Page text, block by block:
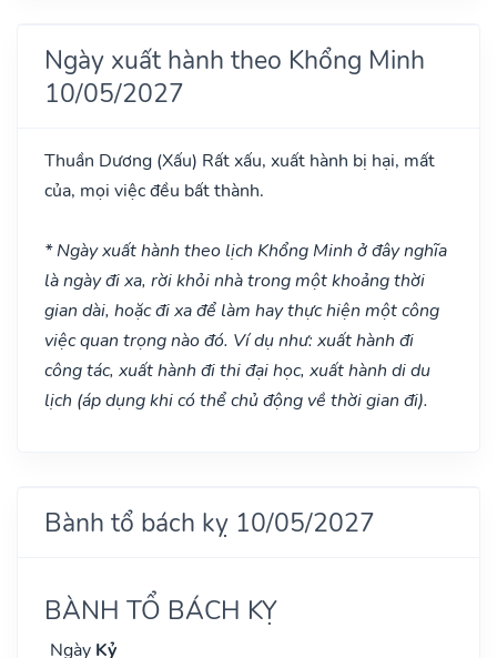
Ngày xuất hành theo Khổng Minh
10/05/2027
Thuần Dương (Xấu) Rất xấu, xuất hành bị hại, mất
của, mọi việc đều bất thành.
* Ngày xuất hành theo lịch Khổng Minh ở đây nghĩa
là ngày đi xa, rời khỏi nhà trong một khoảng thời
gian dài, hoặc đi xa để làm hay thực hiện một công
việc quan trọng nào đó. Ví dụ như: xuất hành đi
công tác, xuất hành đi thi đại học, xuất hành di du
lịch (áp dụng khi có thể chủ động về thời gian đi).
Bành tổ bách kỵ 10/05/2027
BÀNH TỔ BÁCH KỴ
Ngày Kỷ